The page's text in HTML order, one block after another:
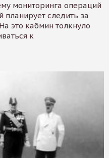
мониторинга операций
следить за
это кабмин толкнуло
к